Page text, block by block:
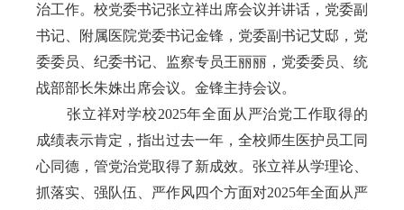
治工作。校党委书记张立祥出席会议并讲话，党委副
书记、附属医院党委书记金锋，党委副书记艾邸，党
委委员、纪委书记、监察专员王丽丽，党委委员、统
战部部长朱姝出席会议。金锋主持会议。
张立祥对学校2025年全面从严治党工作取得的
成绩表示肯定，指出过去一年，全校师生医护员工同
心同德，管党治党取得了新成效。张立祥从学理论、
抓落实、强队伍、严作风四个方面对2025年全面从严